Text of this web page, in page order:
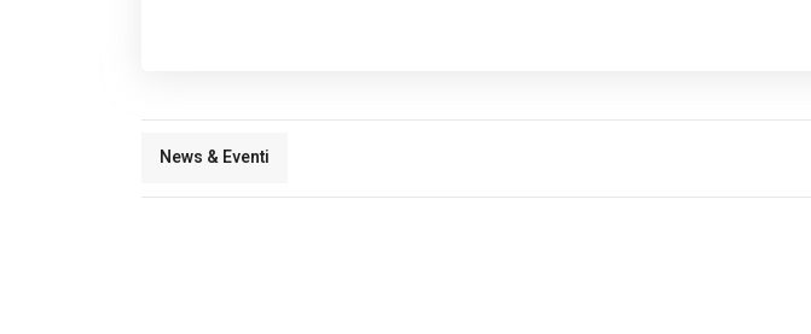
News & Eventi